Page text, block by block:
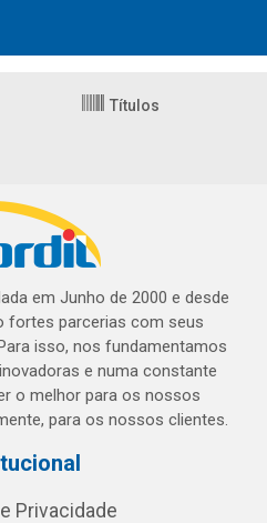
Títulos
em Junho de 2000 e desde
fortes parcerias com seus
isso, nos fundamentamos
e numa constante
o melhor para os nossos
para os nossos clientes.
Privacidade